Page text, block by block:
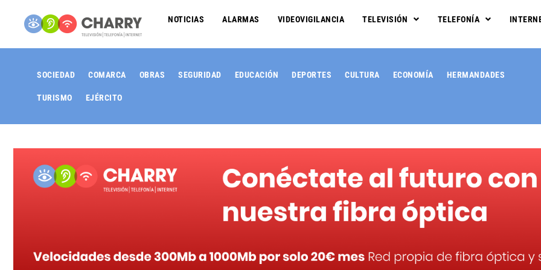
NOTICIAS ALARMAS VIDEOVIGILANCIA TELEVISIÓN TELEFONÍA
SOCIEDAD COMARCA OBRAS SEGURIDAD EDUCACIÓN DEPORTES CULTURA ECONOMÍA HERMANDADES
TURISMO EJÉRCITO